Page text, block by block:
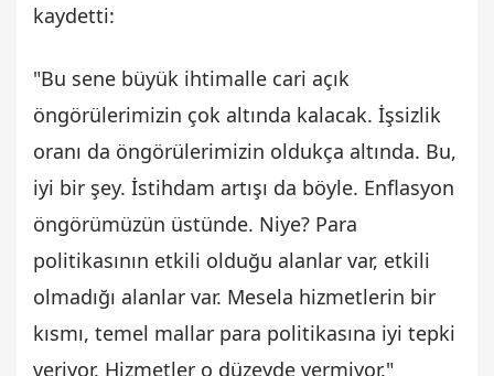
kaydetti:
"Bu sene büyük ihtimalle cari açık
öngörülerimizin çok altında kalacak. İşsizlik
oranı da öngörülerimizin oldukça altında. Bu,
iyi bir şey. İstihdam artışı da böyle. Enflasyon
öngörümüzün üstünde. Niye? Para
politikasının etkili olduğu alanlar var, etkili
olmadığı alanlar var. Mesela hizmetlerin bir
kısmı, temel mallar para politikasına iyi tepki
veriyor. Hizmetler o düzeyde vermiyor."